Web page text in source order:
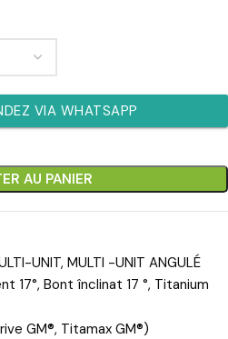
AU PANIER
VIA WHATSAPP
UNIT, MULTI -UNIT ANGULÉ
17°, Bont înclinat 17 °, Titanium
GM®, Titamax GM®)